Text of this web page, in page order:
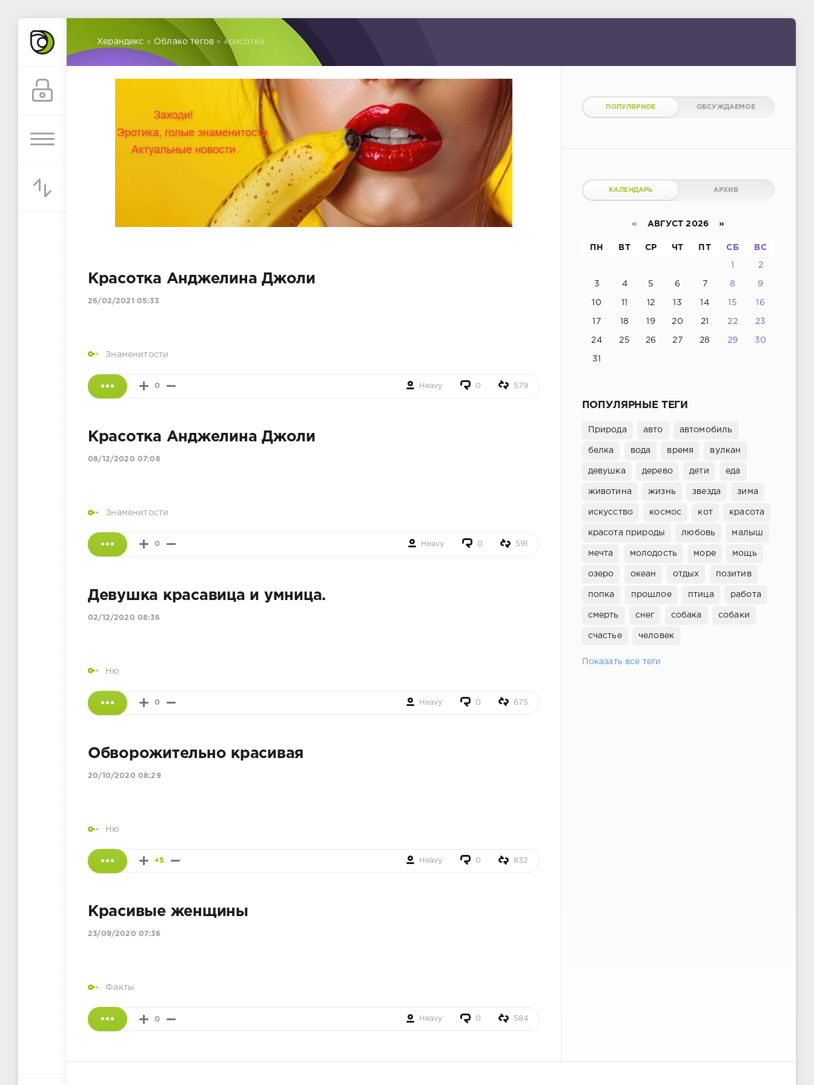
Херандекс » Облако тегов » красотка
Красотка Анджелина Джоли
26/02/2021 05:33
Знаменитости
0 Heavy 0 579
Красотка Анджелина Джоли
08/12/2020 07:08
Знаменитости
0 Heavy 0 591
Девушка красавица и умница.
02/12/2020 08:36
Ню
0 Heavy 0 675
Обворожительно красивая
20/10/2020 08:29
Ню
+5 Heavy 0 832
Красивые женщины
23/09/2020 07:36
Факты
0 Heavy 0 584
ПОПУЛЯРНОЕ ОБСУЖДАЕМОЕ
КАЛЕНДАРЬ АРХИВ
« АВГУСТ 2026 »
ПН ВТ СР ЧТ ПТ СБ ВС
1 2
3 4 5 6 7 8 9
10 11 12 13 14 15 16
17 18 19 20 21 22 23
24 25 26 27 28 29 30
31
ПОПУЛЯРНЫЕ ТЕГИ
Природа авто автомобиль
белка вода время вулкан
девушка дерево дети еда
животина жизнь звезда зима
искусство космос кот красота
красота природы любовь малыш
мечта молодость море мощь
озеро океан отдых позитив
попка прошлое птица работа
смерть снег собака собаки
счастье человек
Показать все теги